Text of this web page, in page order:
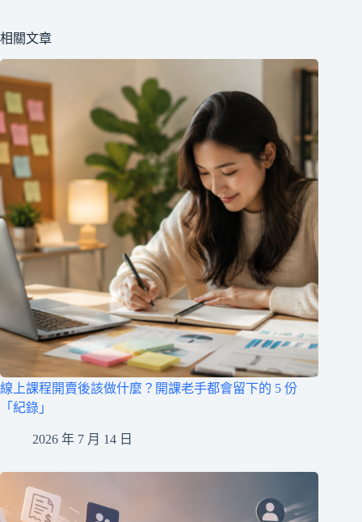
相關文章
線上課程開賣後該做什麼？開課老手都會留下的 5 份
「紀錄」
2026 年 7 月 14 日